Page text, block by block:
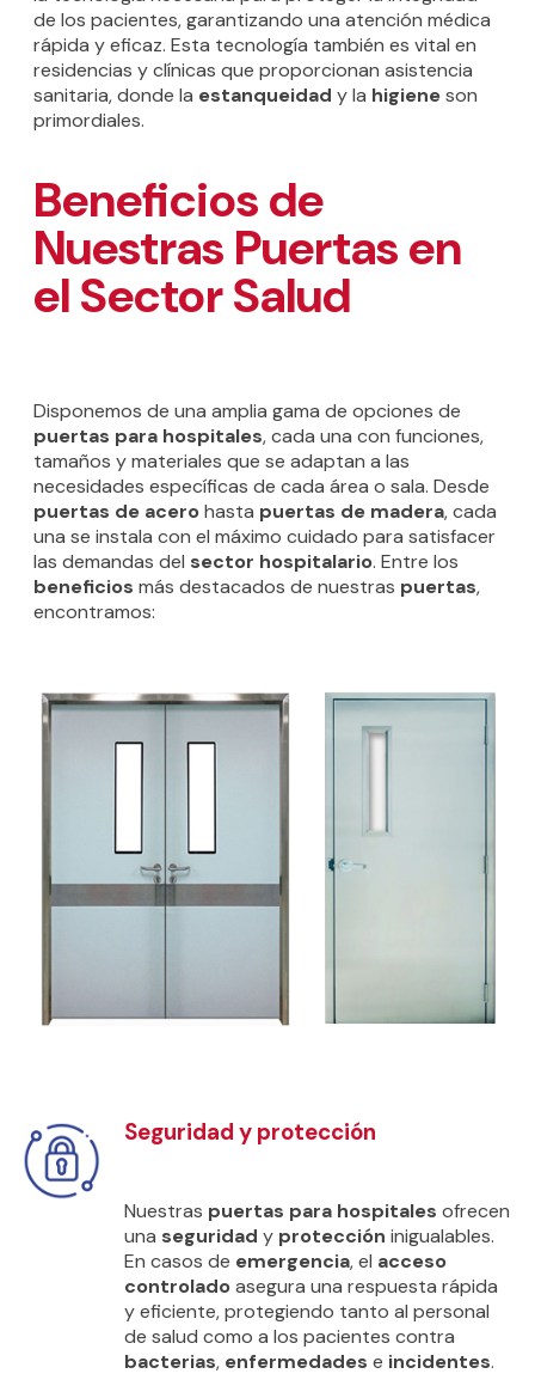
de los pacientes, garantizando una atención médica
rápida y eficaz. Esta tecnología también es vital en
residencias y clínicas que proporcionan asistencia
sanitaria, donde la estanqueidad y la higieneson
primordiales.
Beneficios de
Nuestras Puertas en
el Sector Salud
Disponemos de una amplia gama de opciones de
puertas para hospitales, cada una con funciones,
tamaños y materiales que se adaptan a las
necesidades específicas de cada área o sala. Desde
puertas de acerohasta puertas de madera, cada
una se instala con el máximo cuidado para satisfacer
las demandas del sector hospitalario. Entre los
beneficios más destacados de nuestras puertas,
encontramos:
Seguridad y protección
Nuestras puertas para hospitales ofrecen
una seguridad y protección inigualables.
En casos de emergencia, el acceso
controladoasegura una respuesta rápida
y eficiente, protegiendo tanto al personal
de salud como a los pacientes contra
bacterias, enfermedades e incidentes.